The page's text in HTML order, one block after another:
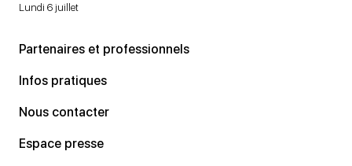
Lundi 6 juillet
Partenaires et professionnels
Infos pratiques
Nous contacter
Espace presse